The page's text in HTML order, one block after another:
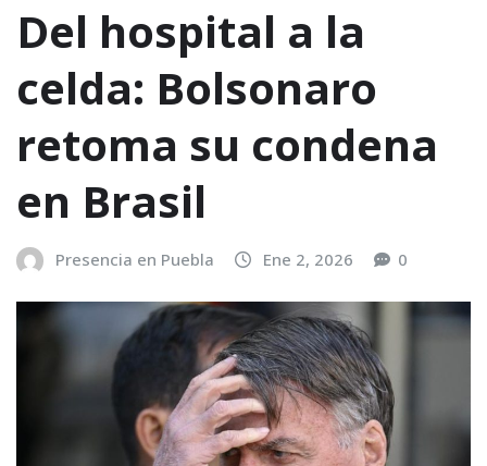
Del hospital a la
celda: Bolsonaro
retoma su condena
en Brasil
Presencia en Puebla Ene 2, 2026 0